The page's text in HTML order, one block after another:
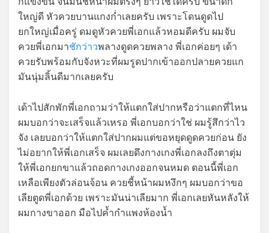
ใหญ่ดี หัวควยบานแกงก่ำเลยครับ เพราะโดนดูดไป
ยกใหญ่เมื่อครู่ ดมดูหัวควยพี่เอกแล้วหอมดีครับ ผมจับ
ควยพี่เอกมาชักว่าวพลางดูดควยพลาง พี่เอกค่อยๆ เด้า
ควยรับพร้อมกับจังหวะที่ผมรูดปากเข้าออกปลายควยแก
มันนุ่มลิ้นดีมากเลยครับ
เด้าไปสักพักพี่เอกถามว่าให้แตกใส่ปากหรือว่าแตกที่ไหน
ผมบอกว่าจะเสร็จแล้วเหรอ พี่เอกบอกว่าใช่ ผมรู้สึกว่าไว
จัง เลยบอกว่าให้แตกใส่ปากผมแต่ขอหยุดดูดควยก่อน ยัง
ไม่อยากให้พี่เอกเสร็จ ผมเลยดึงกางเกงพี่เอกลงถึงตาตุ่ม
ให้พี่เอกยกขาแล้วถอดกางเกงออกจนหมด ตอนนี้พี่เอก
เหลือเพียงตัวล่อนจ้อน ควยชี้หน้าผมหงึกๆ ผมบอกว่าขอ
เลียตูดพี่เอกด้วย เพราะมันน่าเลียมาก พี่เอกเลยหันหลังให้
ผมกางขาออก มือไปค้ำกำแพงห้องน้ำ